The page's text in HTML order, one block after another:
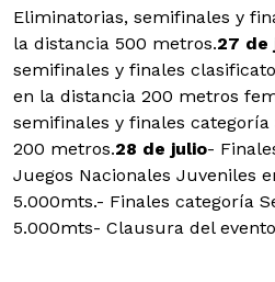
Eliminatorias, semifinales y
la distancia 500 metros.27 de
semifinales y finales
en la distancia 200 metros
semifinales y finales
200 metros.28 de julio-
Juegos Nacionales Juveniles
5.000mts.- Finales categoría
5.000mts- Clausura del evento